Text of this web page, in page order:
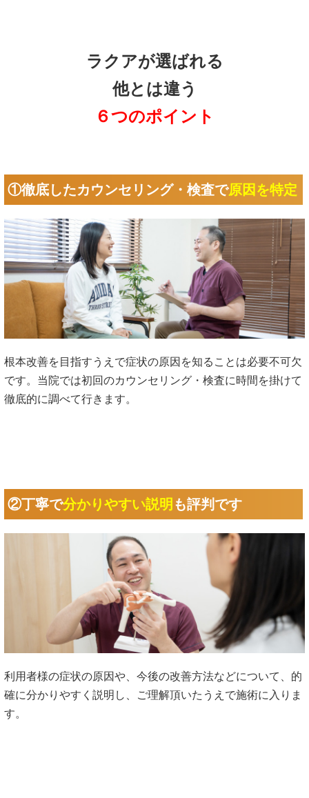
ラクアが選ばれる
他とは違う
６つのポイント
①徹底したカウンセリング・検査で原因を特定
根本改善を目指すうえで症状の原因を知ることは必要不可欠
です。当院では初回のカウンセリング・検査に時間を掛けて
徹底的に調べて行きます。
②丁寧で分かりやすい説明 も評判です
利用者様の症状の原因や、今後の改善方法などについて、的
確に分かりやすく説明し、ご理解頂いたうえで施術に入りま
す。